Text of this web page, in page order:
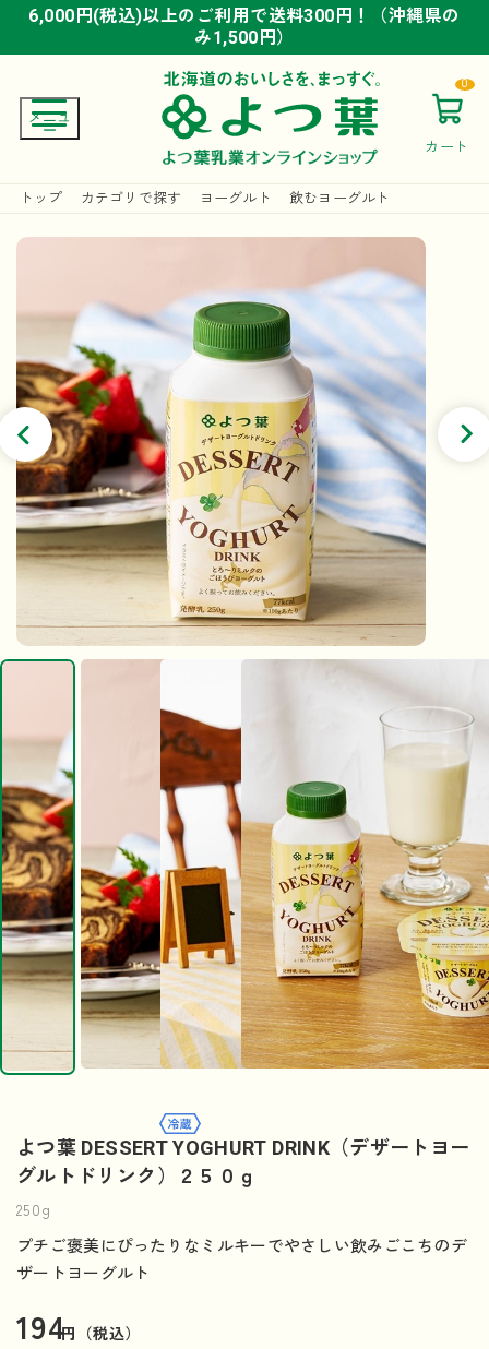
6,000円(税込)以上のご利用で送料300円！（沖縄県の
み1,500円）
6,000円(税込)以上のご利用で送料300円！（沖縄県の
み1,500円）
6,000円(税込)以上のご利用で送料300円！（沖縄県の
み1,500円）
カート
0
トップ カテゴリで探す ヨーグルト 飲むヨーグルト
よつ葉 DESSERT YOGHURT DRINK（デザートヨー
グルトドリンク）２５０ｇ
250g
プチご褒美にぴったりなミルキーでやさしい飲みごこちのデ
ザートヨーグルト
194円（税込）